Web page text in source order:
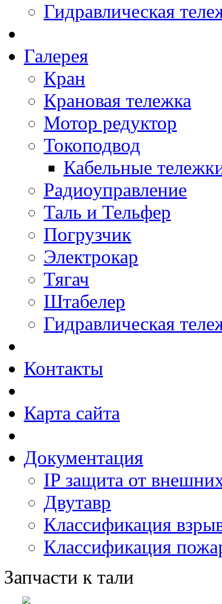
Гидравлическая
Галерея
Кран
Крановая тележка
Мотор редуктор
Токоподвод
Кабельные
Радиоуправление
Таль и Тельфер
Погрузчик
Электрокар
Тягач
Штабелер
Гидравлическая
Контакты
Карта сайта
Документация
IP защита от
Двутавр
Классификация
Классификация
Запчасти к тали